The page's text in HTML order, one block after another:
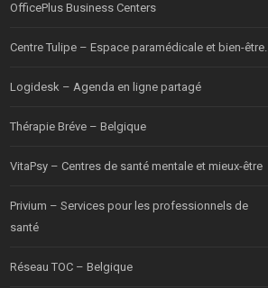
OfficePlus Business Centers
Centre Tulipe – Espace paramédicale et bien-être.
Logidesk – Agenda en ligne partagé
Thérapie Bréve – Belgique
VitaPsy – Centres de santé mentale et mieux-être
Privium – Services pour les professionnels de
santé
Réseau TOC – Belgique